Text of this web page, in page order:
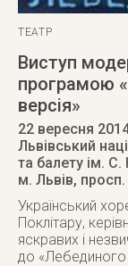
ТЕАТР
Виступ
програмою
версія»
22 вересня
Львівський
та балету ім.
м. Львів,
Український
Поклітару,
яскравих і
до